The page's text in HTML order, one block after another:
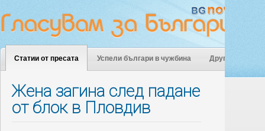
Статии от пресата Успели българи в чужбина Други
Жена загина след падане
от блок в Пловдив